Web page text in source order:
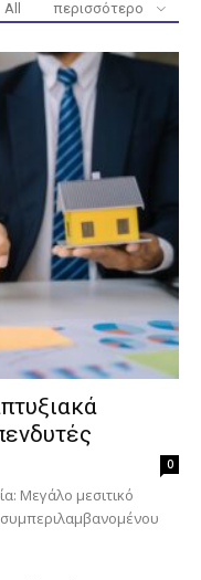
All περισσότερο
0
Μεγάλο μεσιτικό